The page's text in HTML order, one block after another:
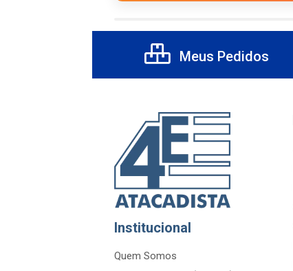
Meus Pedidos
Institucional
Quem Somos